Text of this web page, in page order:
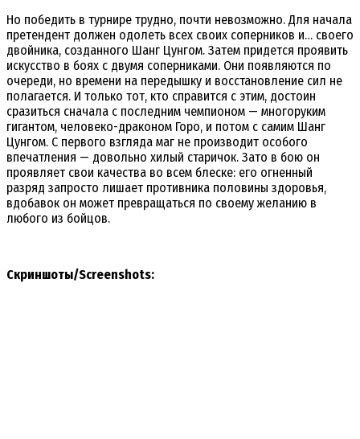
Но победить в турнире трудно, почти невозможно. Для начала
претендент должен одолеть всех своих соперников и… своего
двойника, созданного Шанг Цунгом. Затем придется проявить
искусство в боях с двумя соперниками. Они появляются по
очереди, но времени на передышку и восстановление сил не
полагается. И только тот, кто справится с этим, достоин
сразиться сначала с последним чемпионом — многоруким
гигантом, человеко-драконом Горо, и потом с самим Шанг
Цунгом. С первого взгляда маг не производит особого
впечатления — довольно хилый старичок. Зато в бою он
проявляет свои качества во всем блеске: его огненный
разряд запросто лишает противника половины здоровья,
вдобавок он может превращаться по своему желанию в
любого из бойцов.
Скриншоты/Screenshots: